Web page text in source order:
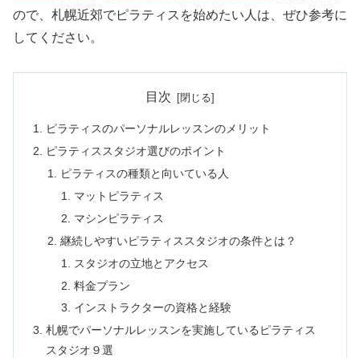
ので、札幌近郊でピラティスを始めたい人は、ぜひ参考に
してください。
目次
ピラティスのパーソナルレッスンのメリット
ピラティススタジオ選びのポイント
ピラティスの種類と向いている人
マットピラティス
マシンピラティス
継続しやすいピラティススタジオの条件とは？
スタジオの立地とアクセス
料金プラン
インストラクターの資格と経験
札幌でパーソナルレッスンを実施しているピラティス
スタジオ９選